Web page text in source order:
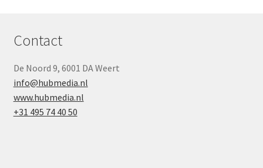
Contact
De Noord 9, 6001 DA Weert
info@hubmedia.nl
www.hubmedia.nl
+31 495 74 40 50